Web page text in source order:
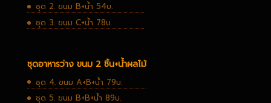
ชุด 2. ขนม B+น้ำ 54บ.
ชุด 3. ขนม C+น้ำ 78บ.
ชุดอาหารว่าง ขนม 2 ชิ้น+น้ำผลไม้
ชุด 4. ขนม A+B+น้ำ 79บ.
ชุด 5. ขนม B+B+น้ำ 89บ.